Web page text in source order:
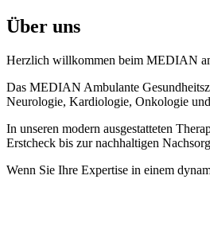
Über uns
Herzlich willkommen beim MEDIAN
Das MEDIAN Ambulante
Neurologie, Kardiologie, Onkologie
In unseren modern ausgestatteten
Erstcheck bis zur nachhaltigen
Wenn Sie Ihre Expertise in einem